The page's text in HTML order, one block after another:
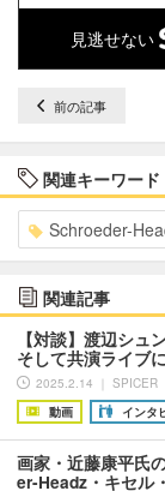
見逃せない
前の記事
関連キーワード
Schroeder-
関連記事
【対談】渡辺シュ
そして共演ライブ
2025.2.14 ｜ SPICER
動画
インタ
画家・近藤康平氏
er-Headz・キセ